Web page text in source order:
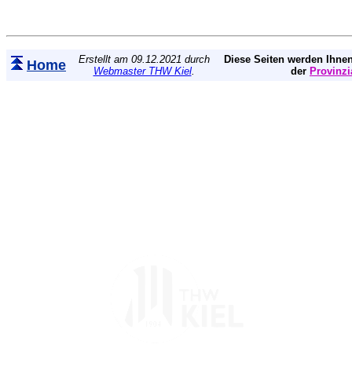
Home
Erstellt am 09.12.2021 durch
Webmaster THW Kiel.
Diese Seiten werden
der